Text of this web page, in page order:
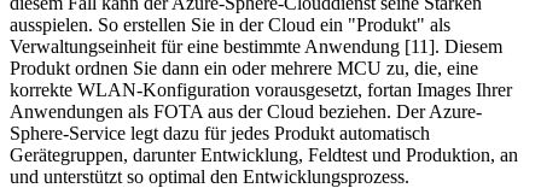
ausspielen. So erstellen Sie in der Cloud ein "Produkt" als
Verwaltungseinheit für eine bestimmte Anwendung [11]. Diesem
Produkt ordnen Sie dann ein oder mehrere MCU zu, die, eine
korrekte WLAN-Konfiguration vorausgesetzt, fortan Images Ihrer
Anwendungen als FOTA aus der Cloud beziehen. Der Azure-
Sphere-Service legt dazu für jedes Produkt automatisch
Gerätegruppen, darunter Entwicklung, Feldtest und Produktion, an
und unterstützt so optimal den Entwicklungsprozess.